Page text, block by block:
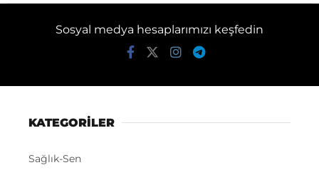
Sosyal medya hesaplarımızı keşfedin
KATEGORİLER
Sağlık-Sen